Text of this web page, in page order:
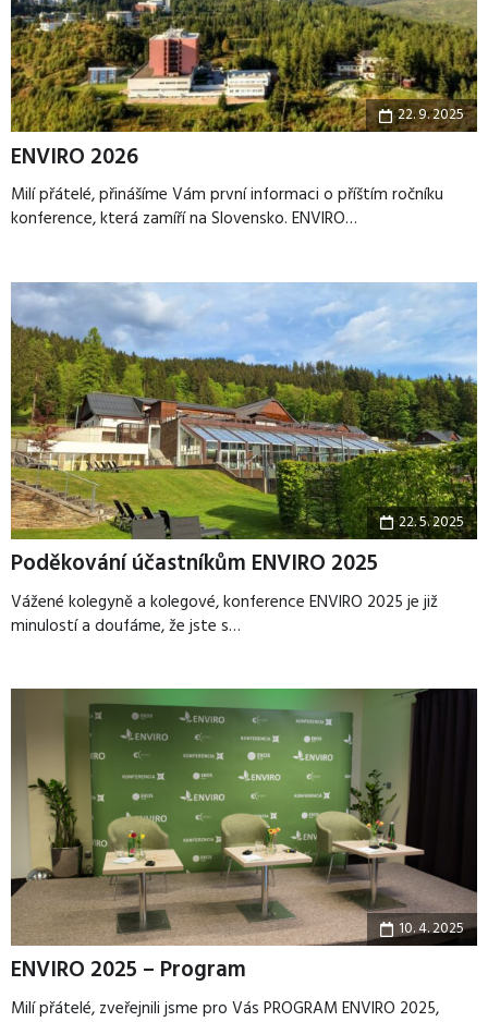
22. 9. 2025
ENVIRO 2026
Milí přátelé, přinášíme Vám první informaci o příštím ročníku
konference, která zamíří na Slovensko. ENVIRO…
22. 5. 2025
Poděkování účastníkům ENVIRO 2025
Vážené kolegyně a kolegové, konference ENVIRO 2025 je již
minulostí a doufáme, že jste s…
10. 4. 2025
ENVIRO 2025 – Program
Milí přátelé, zveřejnili jsme pro Vás PROGRAM ENVIRO 2025,